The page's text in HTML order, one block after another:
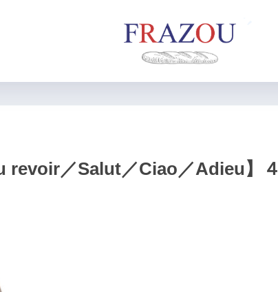
revoir／Salut／Ciao／Adieu】４